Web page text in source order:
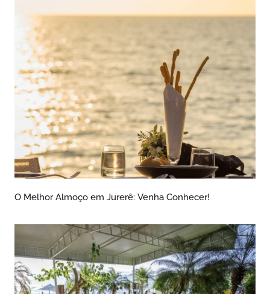
O Melhor Almoço em Jurerê: Venha Conhecer!